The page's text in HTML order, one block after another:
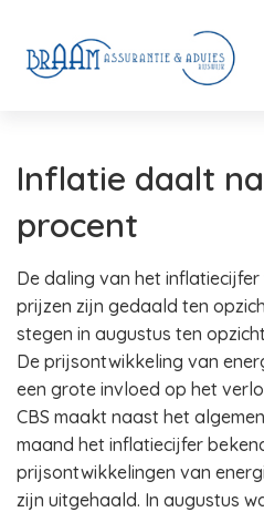
Inflatie daalt
procent
De daling van het
prijzen zijn gedaald ten
stegen in augustus ten
De prijsontwikkeling van
een grote invloed op het
CBS maakt naast het
maand het inflatiecijfer
prijsontwikkelingen van
zijn uitgehaald. In augustus